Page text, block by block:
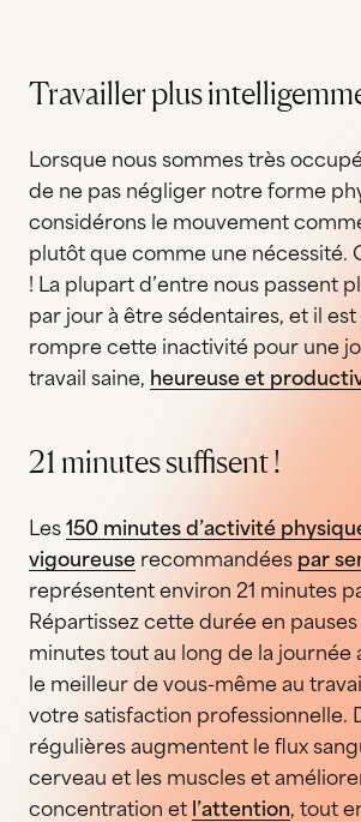
Travailler plus
Lorsque nous sommes très
de ne pas négliger notre forme
considérons le mouvement
plutôt que comme une nécessité.
! La plupart d’entre nous passent
par jour à être sédentaires, et il
rompre cette inactivité pour une
travail saine, heureuse et
21 minutes suffisent !
Les 150 minutes d’activité
vigoureuse recommandées par
représentent environ 21 minutes
Répartissez cette durée en
minutes tout au long de la journée
le meilleur de vous-même au
votre satisfaction professionnelle.
régulières augmentent le flux
cerveau et les muscles et
concentration et l’attention, tout